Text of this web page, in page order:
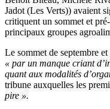
Jadot (Les Verts)) avaient
critiquent un sommet et
principaux groupes
Le sommet de septembre
« par un manque criant
quant aux modalités
tribune auxquelles les
pire ».